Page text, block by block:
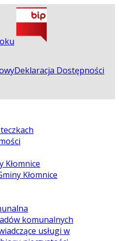
Deklaracja Dostępności
Kłomnice
Kłomnice
komunalnych
usługi w